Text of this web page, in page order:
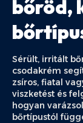
bőröd,
Sérült, irritált
csodakrém
zsíros, fiatal
viszketést és
hogyan
bőrtípustól